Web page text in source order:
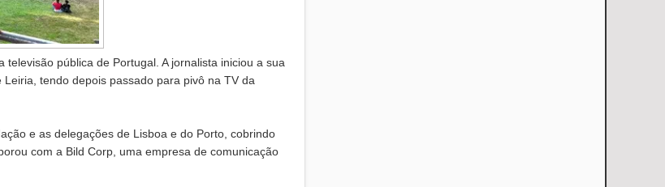
pública de Portugal. A jornalista iniciou a sua
tendo depois passado para pivô na TV da
e as delegações de Lisboa e do Porto, cobrindo
com a Bild Corp, uma empresa de comunicação